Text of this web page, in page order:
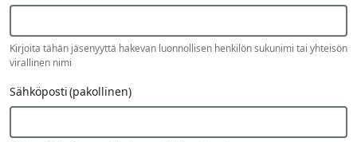
Kirjoita tähän jäsenyyttä hakevan luonnollisen henkilön sukunimi tai yhteisön
virallinen nimi
Sähköposti(pakollinen)